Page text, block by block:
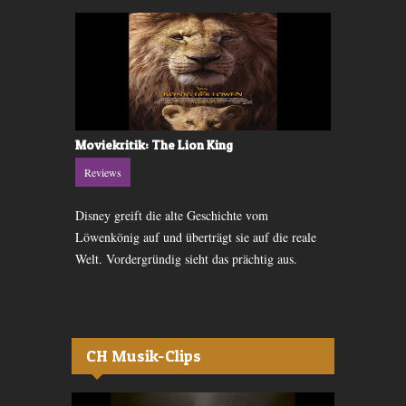
Moviekritik: The Lion King
Reviews
Disney greift die alte Geschichte vom
Löwenkönig auf und überträgt sie auf die reale
Welt. Vordergründig sieht das prächtig aus.
CH Musik-Clips